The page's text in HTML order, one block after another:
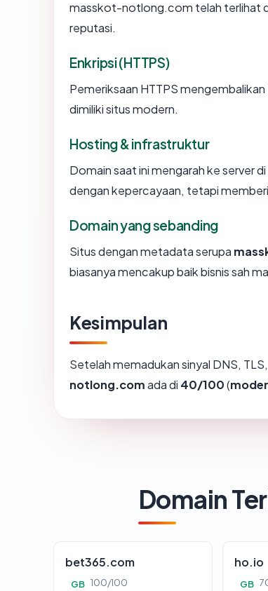
masskot-notlong.com telah terlihat
reputasi.
Enkripsi (HTTPS)
Pemeriksaan HTTPS
dimiliki situs modern.
Hosting & infrastruktur
Domain saat ini mengarah ke server di
dengan kepercayaan, tetapi
Domain yang sebanding
Situs dengan metadata serupa
biasanya mencakup baik bisnis sah
Kesimpulan
Setelah memadukan sinyal DNS,
notlong.comada di 40/100(
Domain
bet365.com
GB 100/100
ho.io
GB